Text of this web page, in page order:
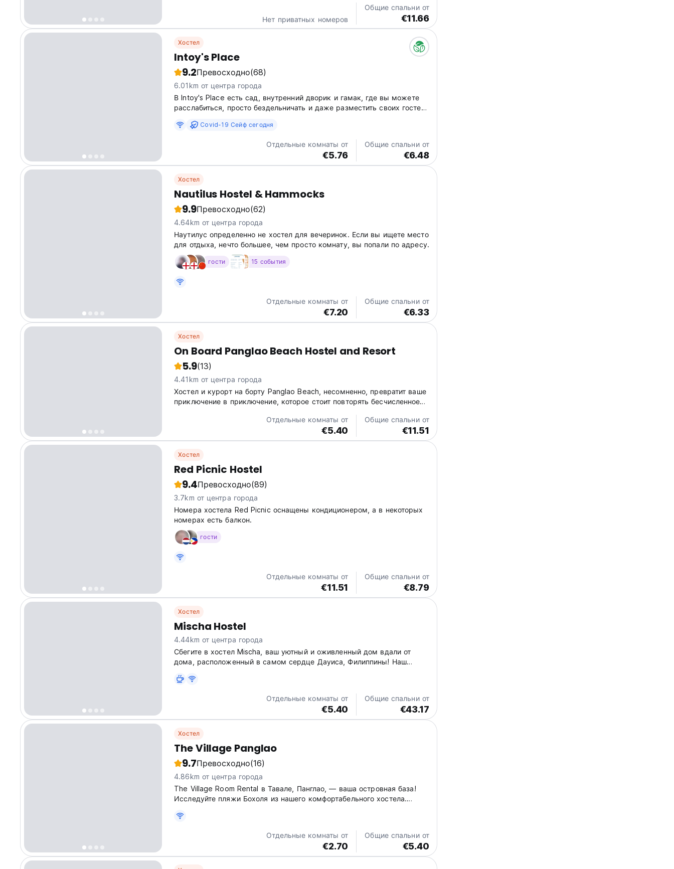
Нет приватных номеров
Общие спальни от
€11.66
Хостел
Intoy's Place
9.2Превосходно(68)
6.01km от центра города
В Intoy's Place есть сад, внутренний дворик и гамак, где вы можете
расслабиться, просто бездельничать и даже разместить своих гостей,
Covid-19 Сейф сегодня
Отдельные комнаты от
€5.76
Общие спальни от
€6.48
Хостел
Nautilus Hostel & Hammocks
9.9Превосходно(62)
4.64km от центра города
Наутилус определенно не хостел для вечеринок. Если вы ищете место
для отдыха, нечто большее, чем просто комнату, вы попали по адресу.
гости 15 события
Отдельные комнаты от
€7.20
Общие спальни от
€6.33
Хостел
On Board Panglao Beach Hostel and Resort
5.9(13)
4.41km от центра города
Хостел и курорт на борту Panglao Beach, несомненно, превратит ваше
приключение в приключение, которое стоит повторять бесчисленное
Отдельные комнаты от
€5.40
Общие спальни от
€11.51
Хостел
Red Picnic Hostel
9.4Превосходно(89)
3.7km от центра города
Номера хостела Red Picnic оснащены кондиционером, а в некоторых
номерах есть балкон.
гости
Отдельные комнаты от
€11.51
Общие спальни от
€8.79
Хостел
Mischa Hostel
4.44km от центра города
Сбегите в хостел Mischa, ваш уютный и оживленный дом вдали от
дома, расположенный в самом сердце Дауиса, Филиппины! Наш
отправной точкой для изучения красот Дауиса и его окрестностей.
Отдельные комнаты от
€5.40
Общие спальни от
€43.17
Хостел
The Village Panglao
9.7Превосходно(16)
4.86km от центра города
The Village Room Rental в Тавале, Панглао, — ваша островная база!
Исследуйте пляжи Бохоля из нашего комфортабельного хостела.
пляжем Алона. (Auto-translated from original language)
Отдельные комнаты от
€2.70
Общие спальни от
€5.40